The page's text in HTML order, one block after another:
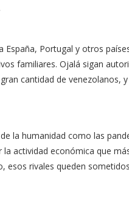
Portugal y otros
familiares. Ojalá sigan
cantidad de venezolanos,
la humanidad como las
actividad económica que
esos rivales queden